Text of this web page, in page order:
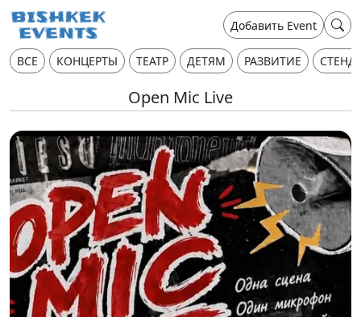
Добавить Event
ВСЕ КОНЦЕРТЫ ТЕАТР ДЕТЯМ РАЗВИТИЕ
Open Mic Live